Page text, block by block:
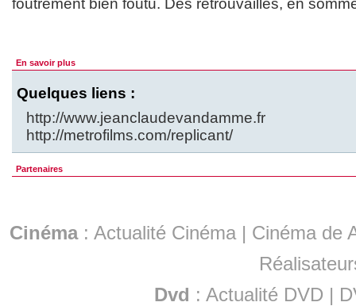
foutrement bien foutu. Des retrouvailles, en
En savoir plus
Quelques liens :
http://www.jeanclaudevandamme.fr
http://metrofilms.com/replicant/
Partenaires
Cinéma: Actualité Cinéma | Cinéma de
Dvd : Actualité DVD |